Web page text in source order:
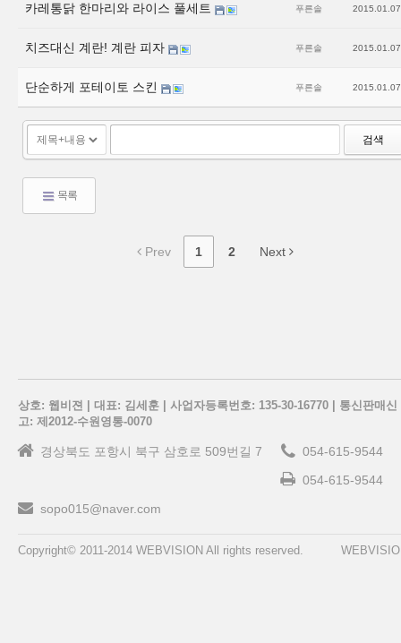
카레통닭 한마리와 라이스 풀세트 푸른솔 2015.01.07
치즈대신 계란! 계란 피자 푸른솔 2015.01.07
단순하게 포테이토 스킨 푸른솔 2015.01.07
검색
목록
Prev 1 2 Next
상호: 웹비젼 | 대표: 김세훈 | 사업자등록번호: 135-30-16770 | 통신판매신
고: 제2012-수원영통-0070
경상북도 포항시 북구 삼호로 509번길 7
054-615-9544
054-615-9544
sopo015@naver.com
Copyright© 2011-2014 WEBVISION All rights reserved.